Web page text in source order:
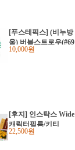
[푸스테픽스] (비누방
울) 버블스트로우(#69
4602)
10,000원
[후지] 인스탁스 Wide
캐릭터필름/키티
22,500원